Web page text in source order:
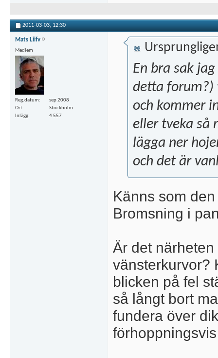
2011-03-03, 12:30
Mats Liifv
Medlem
Reg.datum
sep 2008
Ort
Stockholm
Inlägg
4 557
En bra sak
detta forum?)
och kommer
eller tveka så
lägga ner
och det är
Känns som
Bromsning i
Är det
vänsterkurvor?
blicken på fel
så långt bort
fundera över